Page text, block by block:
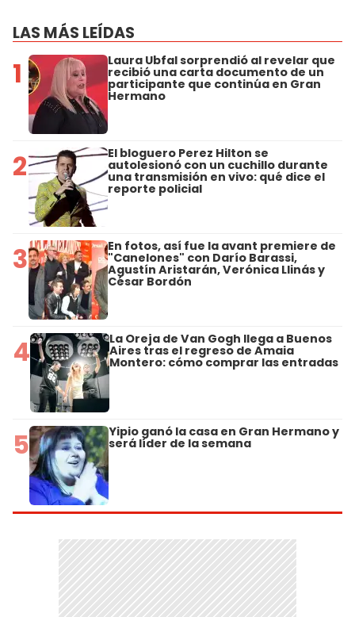
LAS MÁS LEÍDAS
1 Laura Ubfal sorprendió al revelar que
recibió una carta documento de un
participante que continúa en Gran
Hermano
2 El bloguero Perez Hilton se
autolesionó con un cuchillo durante
una transmisión en vivo: qué dice el
reporte policial
3 En fotos, así fue la avant premiere de
"Canelones" con Darío Barassi,
Agustín Aristarán, Verónica Llinás y
César Bordón
4 La Oreja de Van Gogh llega a Buenos
Aires tras el regreso de Amaia
Montero: cómo comprar las entradas
5 Yipio ganó la casa en Gran Hermano y
será líder de la semana